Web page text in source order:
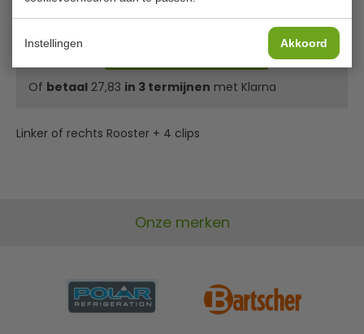
Instellingen Akkoord
Of betaal 27,83 in 3 termijnen met Klarna
Linker of rechts Rooster + 4 clips
Onze merken